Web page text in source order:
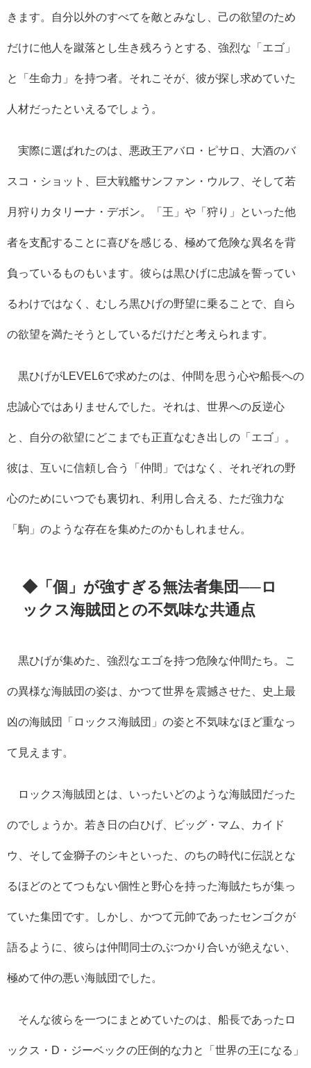
きます。自分以外のすべてを敵とみなし、己の欲望のため
だけに他人を蹴落とし生き残ろうとする、強烈な「エゴ」
と「生命力」を持つ者。それこそが、彼が探し求めていた
人材だったといえるでしょう。
実際に選ばれたのは、悪政王アバロ・ピサロ、大酒のバ
スコ・ショット、巨大戦艦サンファン・ウルフ、そして若
月狩りカタリーナ・デボン。「王」や「狩り」といった他
者を支配することに喜びを感じる、極めて危険な異名を背
負っているものもいます。彼らは黒ひげに忠誠を誓ってい
るわけではなく、むしろ黒ひげの野望に乗ることで、自ら
の欲望を満たそうとしているだけだと考えられます。
黒ひげがLEVEL6で求めたのは、仲間を思う心や船長への
忠誠心ではありませんでした。それは、世界への反逆心
と、自分の欲望にどこまでも正直なむき出しの「エゴ」。
彼は、互いに信頼し合う「仲間」ではなく、それぞれの野
心のためにいつでも裏切れ、利用し合える、ただ強力な
「駒」のような存在を集めたのかもしれません。
◆「個」が強すぎる無法者集団──ロ
ックス海賊団との不気味な共通点
黒ひげが集めた、強烈なエゴを持つ危険な仲間たち。こ
の異様な海賊団の姿は、かつて世界を震撼させた、史上最
凶の海賊団「ロックス海賊団」の姿と不気味なほど重なっ
て見えます。
ロックス海賊団とは、いったいどのような海賊団だった
のでしょうか。若き日の白ひげ、ビッグ・マム、カイド
ウ、そして金獅子のシキといった、のちの時代に伝説とな
るほどのとてつもない個性と野心を持った海賊たちが集っ
ていた集団です。しかし、かつて元帥であったセンゴクが
語るように、彼らは仲間同士のぶつかり合いが絶えない、
極めて仲の悪い海賊団でした。
そんな彼らを一つにまとめていたのは、船長であったロ
ックス・D・ジーベックの圧倒的な力と「世界の王になる」